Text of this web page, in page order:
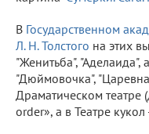
В Государственном
Л. Н. Толстого на этих
"Женитьба", "Аделаида",
"Дюймовочка",
Драматическом
order», а в Театре